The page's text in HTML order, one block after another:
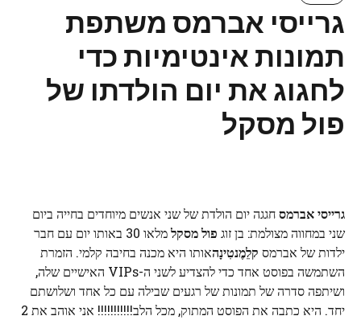
גרייסי אברמס משתפת
תמונות אינטימיות כדי
לחגוג את יום הולדתו של
פול מסקל
גרייסי אברמסחגגה יום הולדת של שני אנשים מיוחדים בחייה ביום
שני במחווה מצולמת: בן זוג פול מסקל
מלאו 30 באותו יום עם חבר
ילדות של אברמס קלֵמֶנטִינָהאותו היא מכנה בחיבה קלמי. הזמרת
השתמשה בפוסט אחד כדי להצדיע לשני ה-VIPs האישיים שלה,
ושיתפה סדרה של תמונות של רגעים שבילה עם כל אחד ושלושתם
יחד. היא כתבה את הפוסט המתוק, מכל הלב!!!!!!!!!!! אני אוהב את 2